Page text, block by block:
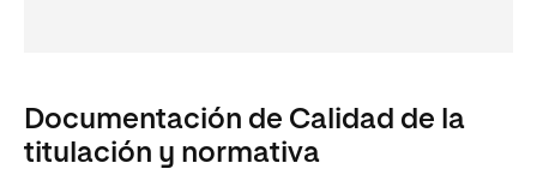
Documentación de Calidad de la
titulación y normativa